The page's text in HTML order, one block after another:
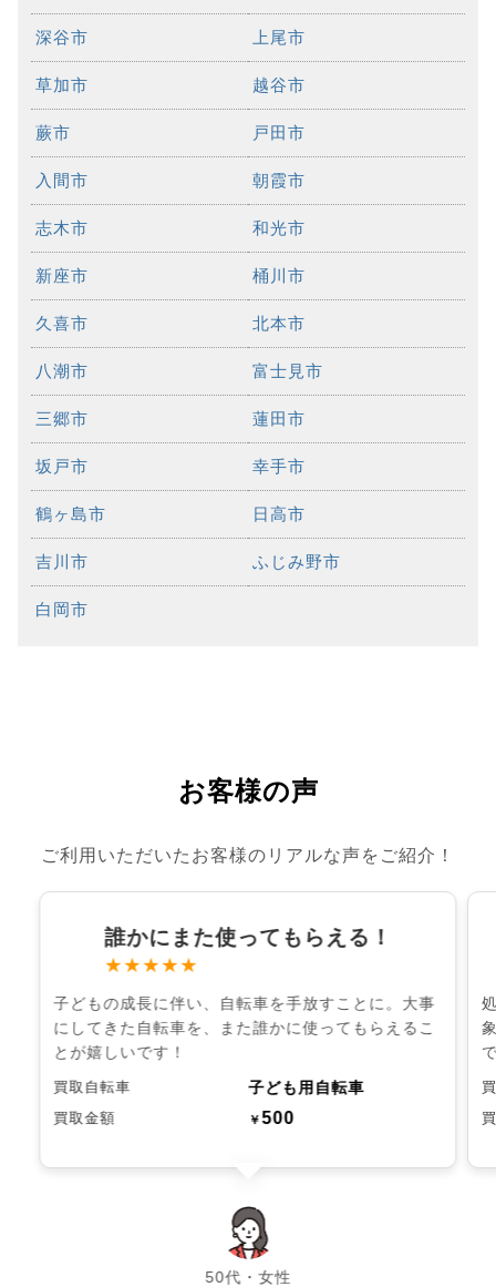
深谷市 上尾市
草加市 越谷市
蕨市 戸田市
入間市 朝霞市
志木市 和光市
新座市 桶川市
久喜市 北本市
八潮市 富士見市
三郷市 蓮田市
坂戸市 幸手市
鶴ヶ島市 日高市
吉川市 ふじみ野市
白岡市
お客様の声
ご利用いただいたお客様のリアルな声をご紹介！
誰かにまた使ってもらえる！
★★★★★
子どもの成長に伴い、自転車を手放すことに。大事
にしてきた自転車を、また誰かに使ってもらえるこ
とが嬉しいです！
買取自転車 子ども用自転車
買取金額 ￥500
50代・女性
chevron_left chevron_right